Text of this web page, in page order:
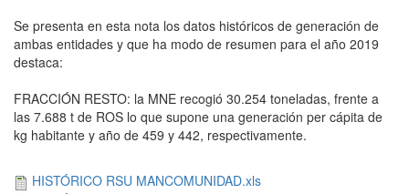
Se presenta en esta nota los datos históricos de generación de
ambas entidades y que ha modo de resumen para el año 2019
destaca:
FRACCIÓN RESTO: la MNE recogió 30.254 toneladas, frente a
las 7.688 t de ROS lo que supone una generación per cápita de
kg habitante y año de 459 y 442, respectivamente.
HISTÓRICO RSU MANCOMUNIDAD.xls